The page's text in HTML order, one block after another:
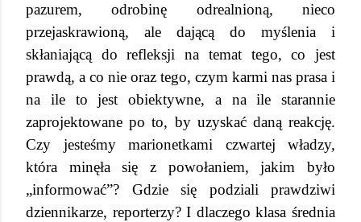
pazurem, odrobinę odrealnioną, nieco
przejaskrawioną, ale dającą do myślenia i
skłaniającą do refleksji na temat tego, co jest
prawdą, a co nie oraz tego, czym karmi nas prasa i
na ile to jest obiektywne, a na ile starannie
zaprojektowane po to, by uzyskać daną reakcję.
Czy jesteśmy marionetkami czwartej władzy,
która minęła się z powołaniem, jakim było
„informować”? Gdzie się podziali prawdziwi
dziennikarze, reporterzy? I dlaczego klasa średnia